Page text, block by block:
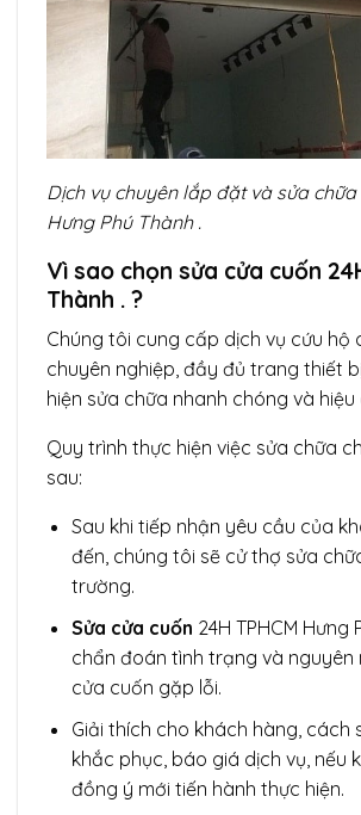
Dịch vụ chuyên lắp đặt và sửa
Hưng Phú Thành .
Vì sao chọn sửa cửa cuốn
Thành . ?
Chúng tôi cung cấp dịch vụ cứu hộ
chuyên nghiệp, đầy đủ trang thiết
hiện sửa chữa nhanh chóng và hiệu
Quy trình thực hiện việc sửa chữa
sau:
Sau khi tiếp nhận yêu cầu của
đến, chúng tôi sẽ cử thợ sửa
trường.
Sửa cửa cuốn 24H TPHCM Hưng
chẩn đoán tình trạng và nguyên
cửa cuốn gặp lỗi.
Giải thích cho khách hàng, cách
khắc phục, báo giá dịch vụ, nếu
đồng ý mới tiến hành thực hiện.